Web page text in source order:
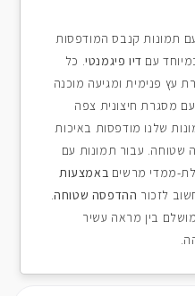
תמונות קנבס המודפסות
עם דיו פיגמנטי. כל
עץ פנימית ומגיעה מוכנה
מסגרת חיצונית צפה
שלנו מודפסות באיכות
שטוחה. עבור תמונות עם
ממדי מרשים באמצעות
לזכור ההדפסה שטוחה.
בין מראה עשיר